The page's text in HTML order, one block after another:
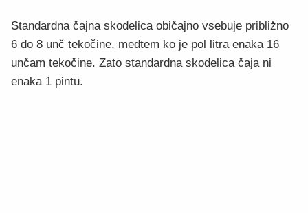
Standardna čajna skodelica običajno vsebuje približno
6 do 8 unč tekočine, medtem ko je pol litra enaka 16
unčam tekočine. Zato standardna skodelica čaja ni
enaka 1 pintu.